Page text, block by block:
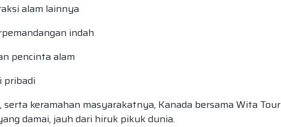
alam lainnya
indah
pencinta alam
pribadi
keramahan masyarakatnya, Kanada bersama Wita Tour
damai, jauh dari hiruk pikuk dunia.